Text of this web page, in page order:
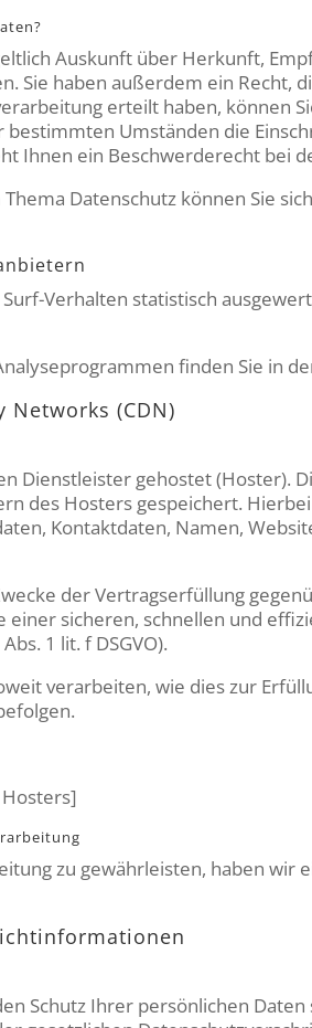
Auskunft über Herkunft,
Sie haben außerdem ein Recht,
erteilt haben, können
bestimmten Umständen die
Ihnen ein Beschwerderecht bei
Datenschutz können Sie
Verhalten statistisch
finden Sie in
(CDN)
Dienstleister gehostet (Hoster).
des Hosters gespeichert.
Kontaktdaten, Namen,
der Vertragserfüllung
einer sicheren, schnellen und
1 lit. f DSGVO).
verarbeiten, wie dies zur
zu gewährleisten, haben
Schutz Ihrer persönlichen